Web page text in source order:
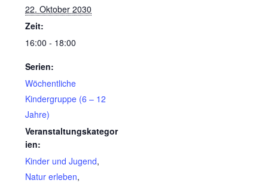
22. Oktober 2030
Zeit:
16:00 - 18:00
Serien:
Wöchentliche
Kindergruppe (6 – 12
Jahre)
Veranstaltungskategor
ien:
Kinder und Jugend,
Natur erleben,